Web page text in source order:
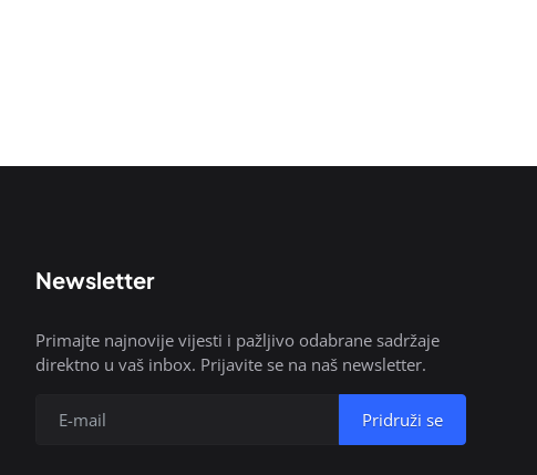
Newsletter
Primajte najnovije vijesti i pažljivo odabrane sadržaje
direktno u vaš inbox. Prijavite se na naš newsletter.
Pridruži se